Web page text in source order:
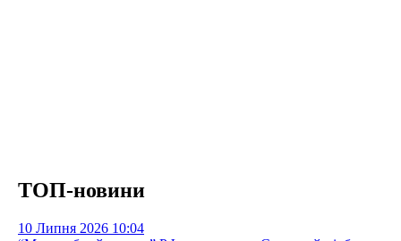
ТОП-новини
10 Липня 2026 10:04